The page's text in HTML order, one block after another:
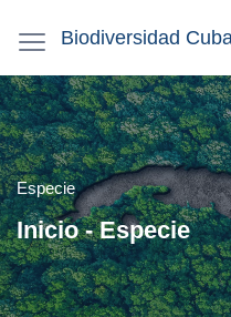
Biodiversidad
Especie
Inicio - Especie